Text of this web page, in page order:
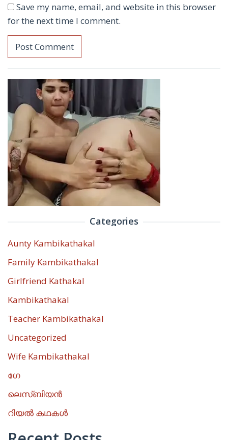
Save my name, email, and website in this browser
for the next time I comment.
Categories
Aunty Kambikathakal
Family Kambikathakal
Girlfriend Kathakal
Kambikathakal
Teacher Kambikathakal
Uncategorized
Wife Kambikathakal
ഗേ
ലെസ്ബിയൻ
റിയൽ കഥകൾ